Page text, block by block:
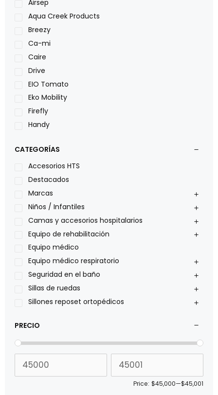
Airsep
Aqua Creek Products
Breezy
Ca-mi
Caire
Drive
EIO Tomato
Eko Mobility
Firefly
Handy
Leggero
Lumex
Medical Store
Nidek
Oxiplus
Philips
Pride
Roho
Sillas de ruedas Everest Jennings
Stealth products
Xiehe Medical
CATEGORÍAS
Accesorios HTS
Destacados
Marcas
Niños / Infantiles
Camas y accesorios hospitalarios
Equipo de rehabilitación
Equipo médico
Equipo médico respiratorio
Seguridad en el baño
Sillas de ruedas
Sillones reposet ortopédicos
PRECIO
Price: $45,000—$45,001